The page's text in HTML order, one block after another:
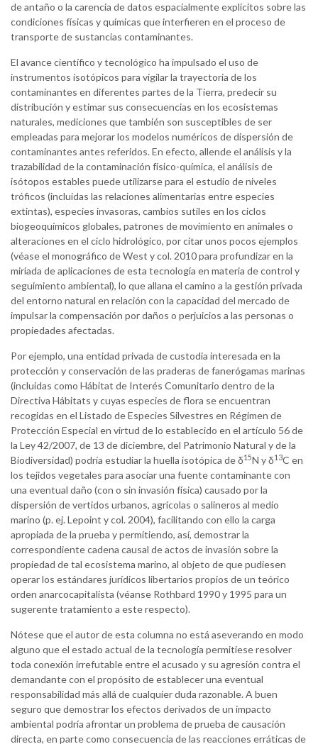
de antaño o la carencia de datos espacialmente explícitos sobre las
condiciones físicas y químicas que interfieren en el proceso de
transporte de sustancias contaminantes.
El avance científico y tecnológico ha impulsado el uso de
instrumentos isotópicos para vigilar la trayectoria de los
contaminantes en diferentes partes de la Tierra, predecir su
distribución y estimar sus consecuencias en los ecosistemas
naturales, mediciones que también son susceptibles de ser
empleadas para mejorar los modelos numéricos de dispersión de
contaminantes antes referidos. En efecto, allende el análisis y la
trazabilidad de la contaminación físico-química, el análisis de
isótopos estables puede utilizarse para el estudio de niveles
tróficos (incluidas las relaciones alimentarias entre especies
extintas), especies invasoras, cambios sutiles en los ciclos
biogeoquímicos globales, patrones de movimiento en animales o
alteraciones en el ciclo hidrológico, por citar unos pocos ejemplos
(véase el monográfico de West y col. 2010 para profundizar en la
miríada de aplicaciones de esta tecnología en materia de control y
seguimiento ambiental), lo que allana el camino a la gestión privada
del entorno natural en relación con la capacidad del mercado de
impulsar la compensación por daños o perjuicios a las personas o
propiedades afectadas.
Por ejemplo, una entidad privada de custodia interesada en la
protección y conservación de las praderas de fanerógamas marinas
(incluidas como Hábitat de Interés Comunitario dentro de la
Directiva Hábitats y cuyas especies de flora se encuentran
recogidas en el Listado de Especies Silvestres en Régimen de
Protección Especial en virtud de lo establecido en el artículo 56 de
la Ley 42/2007, de 13 de diciembre, del Patrimonio Natural y de la
Biodiversidad) podría estudiar la huella isotópica de δ15N y δ13C en
los tejidos vegetales para asociar una fuente contaminante con
una eventual daño (con o sin invasión física) causado por la
dispersión de vertidos urbanos, agrícolas o salineros al medio
marino (p. ej. Lepoint y col. 2004), facilitando con ello la carga
apropiada de la prueba y permitiendo, así, demostrar la
correspondiente cadena causal de actos de invasión sobre la
propiedad de tal ecosistema marino, al objeto de que pudiesen
operar los estándares jurídicos libertarios propios de un teórico
orden anarcocapitalista (véanse Rothbard 1990 y 1995 para un
sugerente tratamiento a este respecto).
Nótese que el autor de esta columna no está aseverando en modo
alguno que el estado actual de la tecnología permitiese resolver
toda conexión irrefutable entre el acusado y su agresión contra el
demandante con el propósito de establecer una eventual
responsabilidad más allá de cualquier duda razonable. A buen
seguro que demostrar los efectos derivados de un impacto
ambiental podría afrontar un problema de prueba de causación
directa, en parte como consecuencia de las reacciones erráticas de